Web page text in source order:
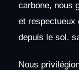
carbone, nous
et respectueux
depuis le sol,
Nous